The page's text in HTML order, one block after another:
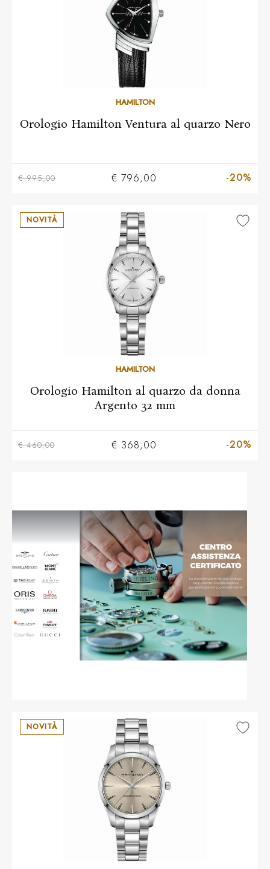
HAMILTON
Orologio Hamilton Ventura al quarzo Nero
€ 995,00 € 796,00 -20%
NOVITÀ
HAMILTON
Orologio Hamilton al quarzo da donna
Argento 32 mm
€ 460,00 € 368,00 -20%
NOVITÀ